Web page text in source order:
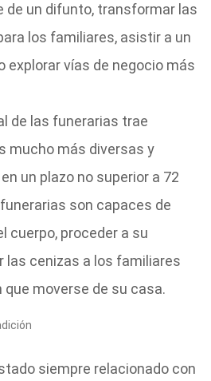
de un difunto, transformar las
los familiares, asistir a un
explorar vías de negocio más
de las funerarias trae
mucho más diversas y
un plazo no superior a 72
son capaces de
cuerpo, proceder a su
las cenizas a los familiares
moverse de su casa.
siempre relacionado con